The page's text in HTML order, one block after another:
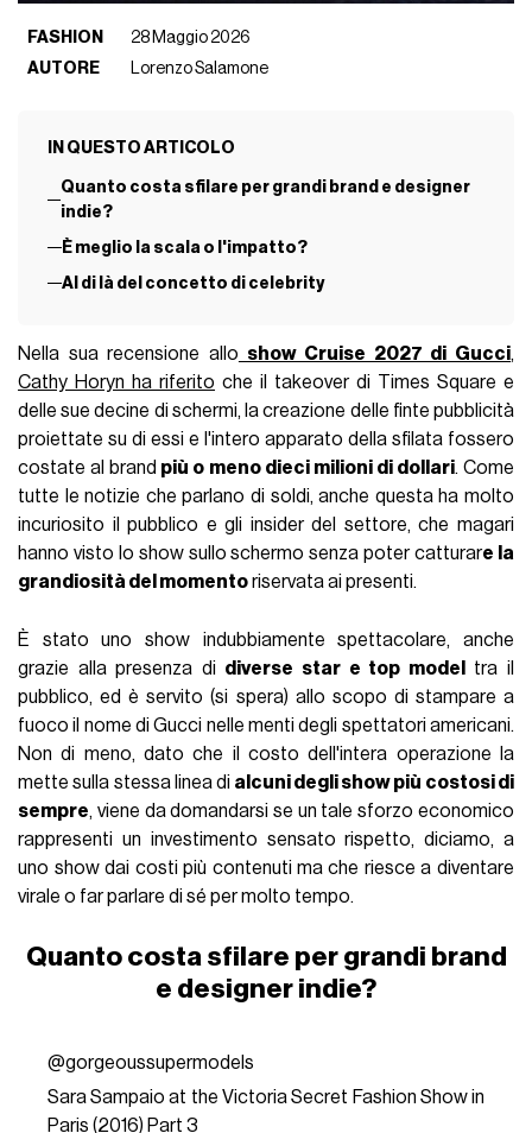
FASHION
28 Maggio 2026
AUTORE
Lorenzo Salamone
IN QUESTO ARTICOLO
Quanto costa sfilare per grandi brand e designer
indie?
È meglio la scala o l'impatto?
Al di là del concetto di celebrity
Nella sua recensione allo show Cruise 2027 di Gucci,
Cathy Horyn ha riferito che il takeover di Times Square e
delle sue decine di schermi, la creazione delle finte pubblicità
proiettate su di essi e l'intero apparato della sfilata fossero
costate al brand più o meno dieci milioni di dollari. Come
tutte le notizie che parlano di soldi, anche questa ha molto
incuriosito il pubblico e gli insider del settore, che magari
hanno visto lo show sullo schermo senza poter catturare la
grandiosità del momentoriservata ai presenti.
È stato uno show indubbiamente spettacolare, anche
grazie alla presenza di diverse star e top model
tra il
pubblico, ed è servito (si spera) allo scopo di stampare a
fuoco il nome di Gucci nelle menti degli spettatori americani.
Non di meno, dato che il costo dell'intera operazione la
mette sulla stessa linea di alcuni degli show più costosi di
sempre, viene da domandarsi se un tale sforzo economico
rappresenti un investimento sensato rispetto, diciamo, a
uno show dai costi più contenuti ma che riesce a diventare
virale o far parlare di sé per molto tempo.
Quanto costa sfilare per grandi brand
e designer indie?
@gorgeoussupermodels
Sara Sampaio at the Victoria Secret Fashion Show in
Paris (2016) Part 3